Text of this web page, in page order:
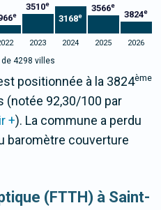
e
3510e
3168e
3566e
3824e
2023 2024 2025 2026
4298 villes
positionnée à la 3824ème
(notée 92,30/100 par
+). La commune a perdu
baromètre couverture
(FTTH) à Saint-